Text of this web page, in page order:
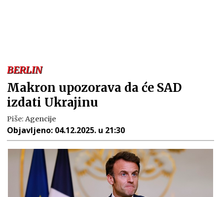
BERLIN
Makron upozorava da će SAD
izdati Ukrajinu
Piše: Agencije
Objavljeno: 04.12.2025. u 21:30